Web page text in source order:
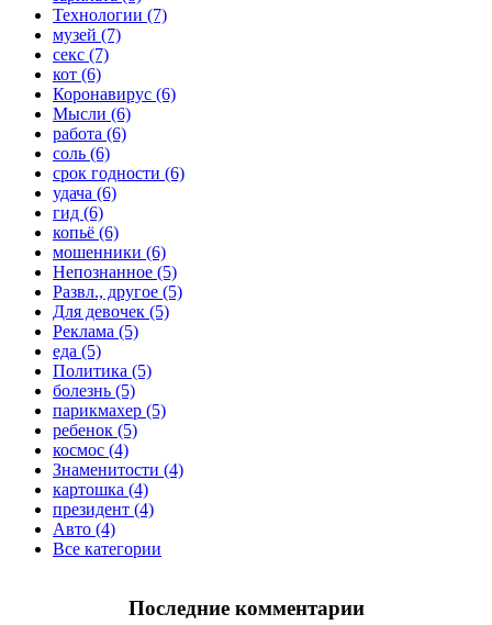
Технологии (7)
музей (7)
секс (7)
кот (6)
Коронавирус (6)
Мысли (6)
работа (6)
соль (6)
срок годности (6)
удача (6)
гид (6)
копьё (6)
мошенники (6)
Непознанное (5)
Развл., другое (5)
Для девочек (5)
Реклама (5)
еда (5)
Политика (5)
болезнь (5)
парикмахер (5)
ребенок (5)
космос (4)
Знаменитости (4)
картошка (4)
президент (4)
Авто (4)
Все категории
Последние комментарии